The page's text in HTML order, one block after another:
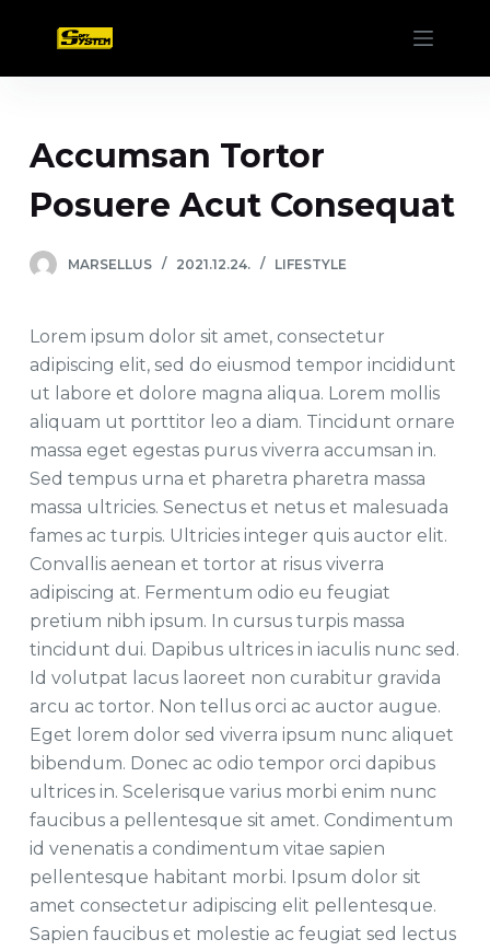
i
o
o
n
n
Accumsan Tortor
Posuere Acut Consequat
MARSELLUS 2021.12.24. LIFESTYLE
Lorem ipsum dolor sit amet, consectetur
adipiscing elit, sed do eiusmod tempor incididunt
ut labore et dolore magna aliqua. Lorem mollis
aliquam ut porttitor leo a diam. Tincidunt ornare
massa eget egestas purus viverra accumsan in.
Sed tempus urna et pharetra pharetra massa
massa ultricies. Senectus et netus et malesuada
fames ac turpis. Ultricies integer quis auctor elit.
Convallis aenean et tortor at risus viverra
adipiscing at. Fermentum odio eu feugiat
pretium nibh ipsum. In cursus turpis massa
tincidunt dui. Dapibus ultrices in iaculis nunc sed.
Id volutpat lacus laoreet non curabitur gravida
arcu ac tortor. Non tellus orci ac auctor augue.
Eget lorem dolor sed viverra ipsum nunc aliquet
bibendum. Donec ac odio tempor orci dapibus
ultrices in. Scelerisque varius morbi enim nunc
faucibus a pellentesque sit amet. Condimentum
id venenatis a condimentum vitae sapien
pellentesque habitant morbi. Ipsum dolor sit
amet consectetur adipiscing elit pellentesque.
Sapien faucibus et molestie ac feugiat sed lectus